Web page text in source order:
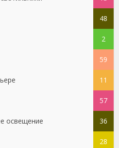
48
2
59
11
57
освещение 36
28